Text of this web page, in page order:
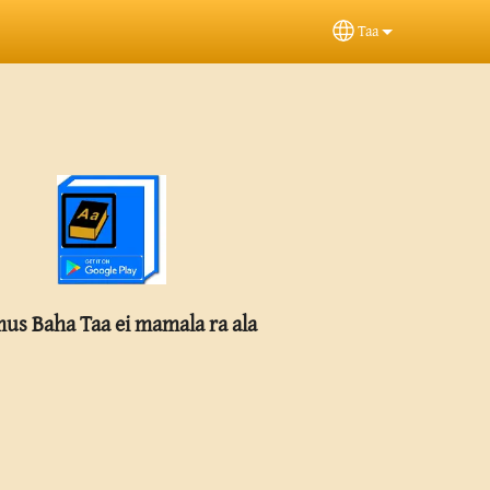
Select your
Taa
Baha Taa ei mamala ra ala